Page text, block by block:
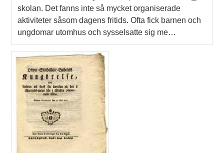
skolan. Det fanns inte så mycket organiserade
aktiviteter såsom dagens fritids. Ofta fick barnen och
ungdomar utomhus och sysselsatte sig me…